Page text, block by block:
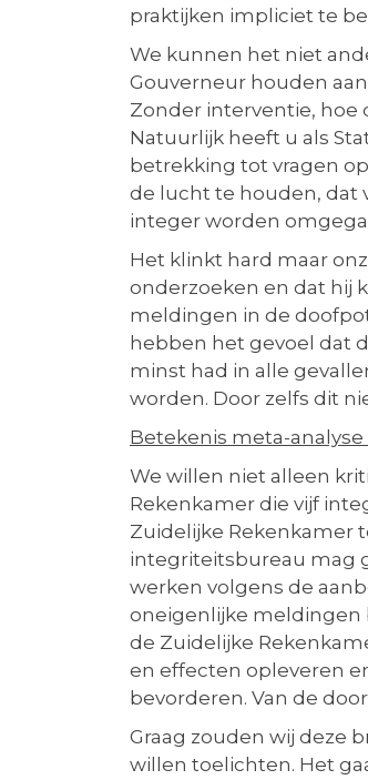
praktijken impliciet te
We kunnen het niet
Gouverneur houden
Zonder interventie, hoe
Natuurlijk heeft u als
betrekking tot vragen
de lucht te houden, dat
integer worden
Het klinkt hard maar
onderzoeken en dat hij
meldingen in de
hebben het gevoel dat
minst had in alle
worden. Door zelfs dit
Betekenis meta-
We willen niet alleen
Rekenkamer die vijf
Zuidelijke Rekenkamer
integriteitsbureau mag
werken volgens de
oneigenlijke meldingen
de Zuidelijke
en effecten opleveren
bevorderen. Van de
Graag zouden wij deze
willen toelichten. Het